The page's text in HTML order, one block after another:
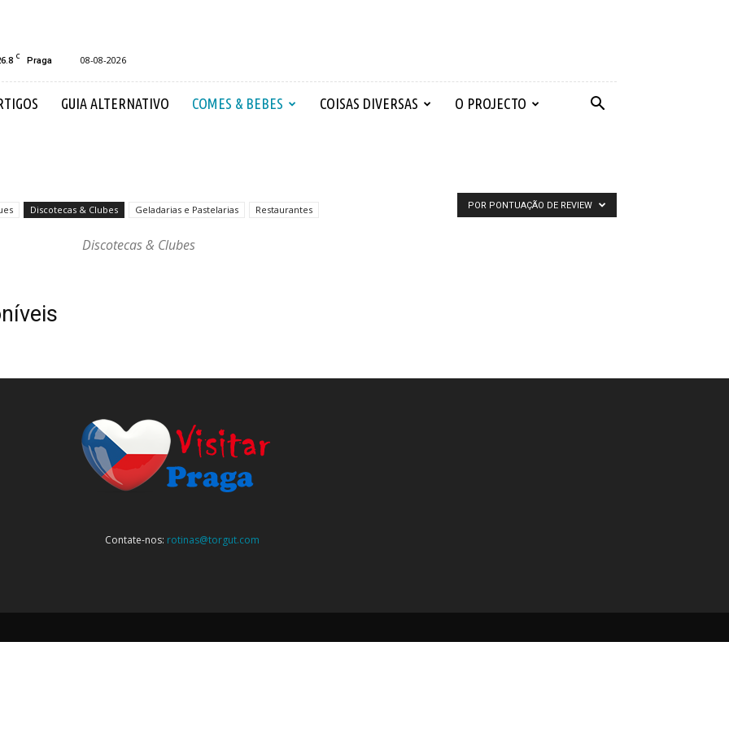
C Praga 08-08-2026
GUIA ALTERNATIVO COMES & BEBES COISAS DIVERSAS O PROJECTO
Discotecas & Clubes Geladarias e Pastelarias Restaurantes
Discotecas & Clubes
POR PONTUAÇÃO DE REVIEW
Contate-nos: rotinas@torgut.com